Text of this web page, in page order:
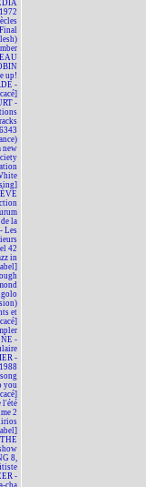
up!
-
-
new
la
Les
42
in
et
-
-
you
l'été
2
8,
-
cha